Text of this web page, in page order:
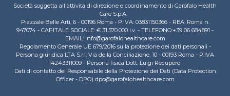
Società soggetta all'attività di direzione e coordinamento di Garofalo Health
Care S.p.A.
Piazzale Belle Arti, 6 - 00196 Roma - P.IVA: 03831150366 - REA: Roma n.
947074 - CAPITALE SOCIALE: € 31.570.000 i.v. - TELEFONO:+39 06 684891 -
EMAIL: info@garofalohealthcare.com
Regolamento Generale UE 679/2016 sulla protezione dei dati personali -
Persona giuridica LTA S.r.l. Via della Conciliazione, 10 - 00193 Roma - P.IVA
14243311009 - Persona fisica Dott. Luigi Recupero
Dati di contatto del Responsabile della Protezione dei Dati (Data Protection
Officer - DPO) dpo@garofalohealthcare.com